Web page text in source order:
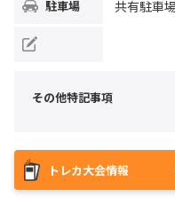
金曜
駐車場 共有駐車
その他特記事項
トレカ大会情報